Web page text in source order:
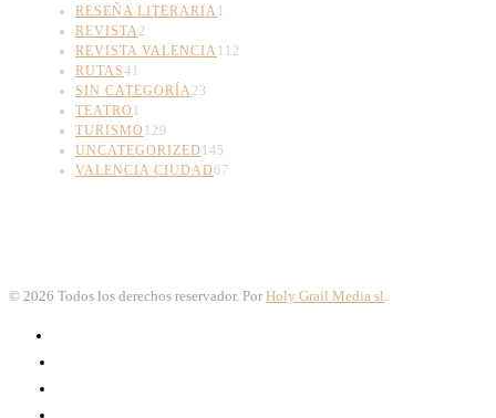
RESEÑA LITERARIA1
REVISTA2
REVISTA VALENCIA112
RUTAS41
SIN CATEGORÍA23
TEATRO 1
TURISMO 129
UNCATEGORIZED 145
VALENCIA CIUDAD67
© 2026 Todos los derechos reservador. Por Holy Grail Media sl